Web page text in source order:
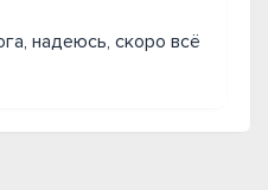
надеюсь, скоро всё